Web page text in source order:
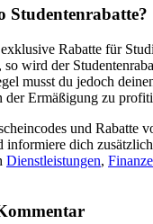
Studentenrabatte?
Rabatte für
wird der
musst du jedoch
der Ermäßigung zu
und Rabatte
informiere dich
Dienstleistungen,